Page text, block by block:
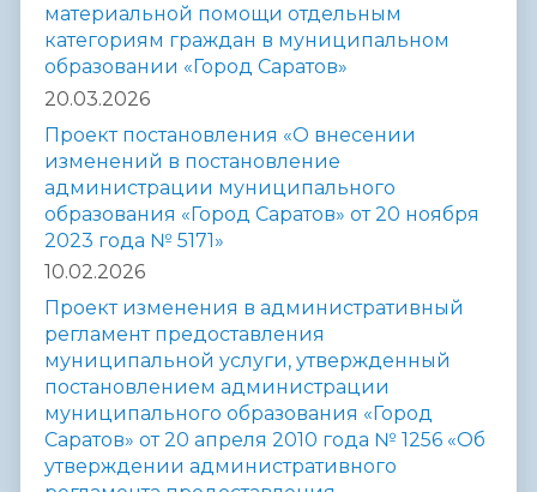
материальной помощи отдельным
категориям граждан в муниципальном
образовании «Город Саратов»
20.03.2026
Проект постановления «О внесении
изменений в постановление
администрации муниципального
образования «Город Саратов» от 20 ноября
2023 года № 5171»
10.02.2026
Проект изменения в административный
регламент предоставления
муниципальной услуги, утвержденный
постановлением администрации
муниципального образования «Город
Саратов» от 20 апреля 2010 года № 1256 «Об
утверждении административного